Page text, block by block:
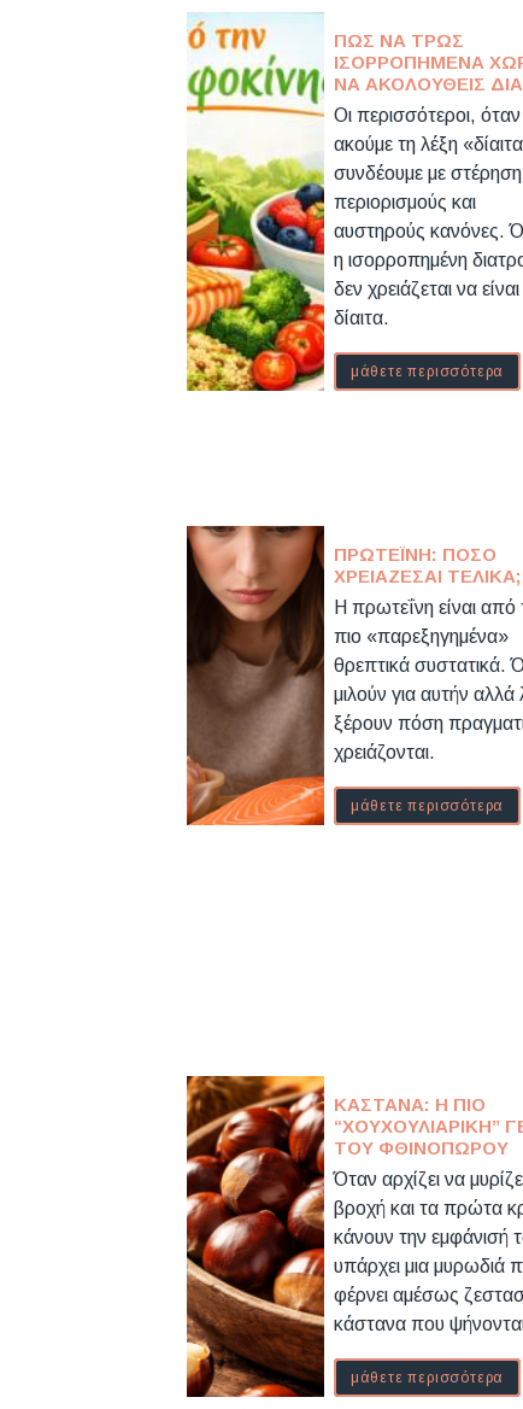
ΠΏΣ ΝΑ ΤΡΩΣ
ΙΣΟΡΡΟΠΗΜΈΝΑ
ΝΑ ΑΚΟΛΟΥΘΕΊΣ
Οι περισσότεροι, όταν
ακούμε τη λέξη
συνδέουμε με
περιορισμούς και
αυστηρούς κανόνες.
η ισορροπημένη
δεν χρειάζεται να είναι
δίαιτα.
μάθετε περισσότερα
ΠΡΩΤΕΪ́ΝΗ: ΠΌΣΟ
ΧΡΕΙΆΖΕΣΑΙ ΤΕΛΙΚΆ;
Η πρωτεΐνη είναι από
πιο «παρεξηγημένα»
θρεπτικά συστατικά.
μιλούν για αυτήν αλλά
ξέρουν πόση
χρειάζονται.
μάθετε περισσότερα
ΚΆΣΤΑΝΑ: Η ΠΙΟ
“ΧΟΥΧΟΥΛΙΆΡΙΚΗ”
ΤΟΥ ΦΘΙΝΟΠΏΡΟΥ
Όταν αρχίζει να
βροχή και τα πρώτα
κάνουν την εμφάνισή
υπάρχει μια μυρωδιά
φέρνει αμέσως
κάστανα που
μάθετε περισσότερα